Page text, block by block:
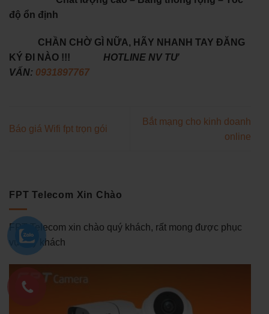
Báo giá Wifi fpt trọn gói
FPT Telecom xin chào quý khách, rất mong được phục
vụ quý khách